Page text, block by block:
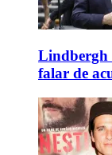
Lindbergh
falar de